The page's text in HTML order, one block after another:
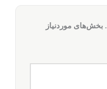
بخش‌های موردنیاز